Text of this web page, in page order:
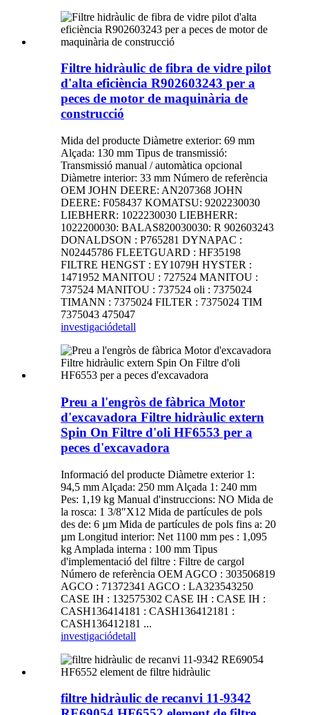
Filtre hidràulic de fibra de vidre pilot
d'alta eficiència R902603243 per a
peces de motor de maquinària de
construcció
Mida del producte Diàmetre exterior: 69 mm
Alçada: 130 mm Tipus de transmissió:
Transmissió manual / automàtica opcional
Diàmetre interior: 33 mm Número de referència
OEM JOHN DEERE: AN207368 JOHN
DEERE: F058437 KOMATSU: 9202230030
LIEBHERR: 1022230030 LIEBHERR:
1022200030: BALAS820030030: R 902603243
DONALDSON : P765281 DYNAPAC :
N02445786 FLEETGUARD : HF35198
FILTRE HENGST : EY1079H HYSTER :
1471952 MANITOU : 727524 MANITOU :
737524 MANITOU : 737524 oli : 7375024
TIMANN : 7375024 FILTER : 7375024 TIM
7375043 475047
investigaciódetall
Preu a l'engròs de fàbrica Motor
d'excavadora Filtre hidràulic extern
Spin On Filtre d'oli HF6553 per a
peces d'excavadora
Informació del producte Diàmetre exterior 1:
94,5 mm Alçada: 250 mm Alçada 1: 240 mm
Pes: 1,19 kg Manual d'instruccions: NO Mida de
la rosca: 1 3/8″X12 Mida de partícules de pols
des de: 6 µm Mida de partícules de pols fins a: 20
µm Longitud interior: Net 1100 mm pes : 1,095
kg Amplada interna : 100 mm Tipus
d'implementació del filtre : Filtre de cargol
Número de referència OEM AGCO : 303506819
AGCO : 71372341 AGCO : LA323543250
CASE IH : 132575302 CASE IH : CASE IH :
CASH136414181 : CASH136412181 :
CASH136412181 ...
investigaciódetall
filtre hidràulic de recanvi 11-9342